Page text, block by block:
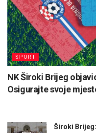
SPORT
NK Široki Brijeg
Osigurajte svoje
Široki